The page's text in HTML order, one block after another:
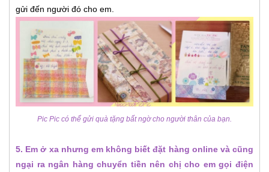
gửi đến người đó cho em.
Pic Pic có thể gửi quà tặng bất ngờ cho người thân của bạn.
5. Em ở xa nhưng em không biết đặt hàng online và cũng
ngại ra ngân hàng chuyển tiền nên chị cho em gọi điện